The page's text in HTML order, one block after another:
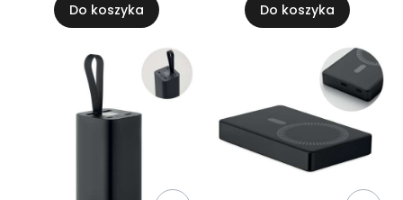
Do koszyka Do koszyka